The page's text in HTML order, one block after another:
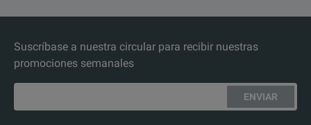
Suscríbase a nuestra circular para recibir nuestras
promociones semanales
ENVIAR